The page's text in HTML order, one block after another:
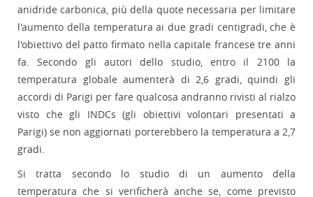
anidride carbonica, più della quote necessaria per limitare
l'aumento della temperatura ai due gradi centigradi, che è
l'obiettivo del patto firmato nella capitale francese tre anni
fa. Secondo gli autori dello studio, entro il 2100 la
temperatura globale aumenterà di 2,6 gradi, quindi gli
accordi di Parigi per fare qualcosa andranno rivisti al rialzo
visto che gli INDCs (gli obiettivi volontari presentati a
Parigi) se non aggiornati porterebbero la temperatura a 2,7
gradi.
Si tratta secondo lo studio di un aumento della
temperatura che si verificherà anche se, come previsto